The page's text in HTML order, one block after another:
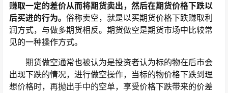
赚取一定的差价从而将期货卖出，然后在期货价格下跌以
后买进的行为。 俗称卖空，就是以买期货价格下跌赚取利
润方式，与做多期货相反。期货做空是期货市场中比较常
见的一种操作方式。
期货做空通常也被认为是投资者认为标的物在后市会
出现下跌的情况，进行做空操作，当标的物价格下跌到理
想价格时，再抛出手中的空单，享受价格下跌带来的价差